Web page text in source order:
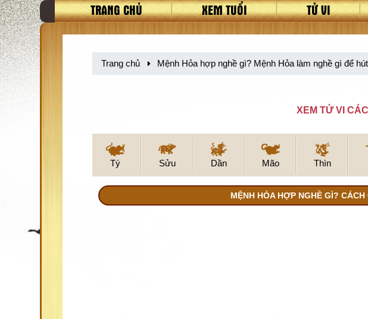
TRANG CHỦ XEM TUỔI TỬ VI
Trang chủ Mệnh Hỏa hợp nghề gì? Mệnh Hỏa làm nghề gì để
XEM TỬ VI
Tý Sửu Dần Mão Thìn
MỆNH HỎA HỢP NGHỀ GÌ?